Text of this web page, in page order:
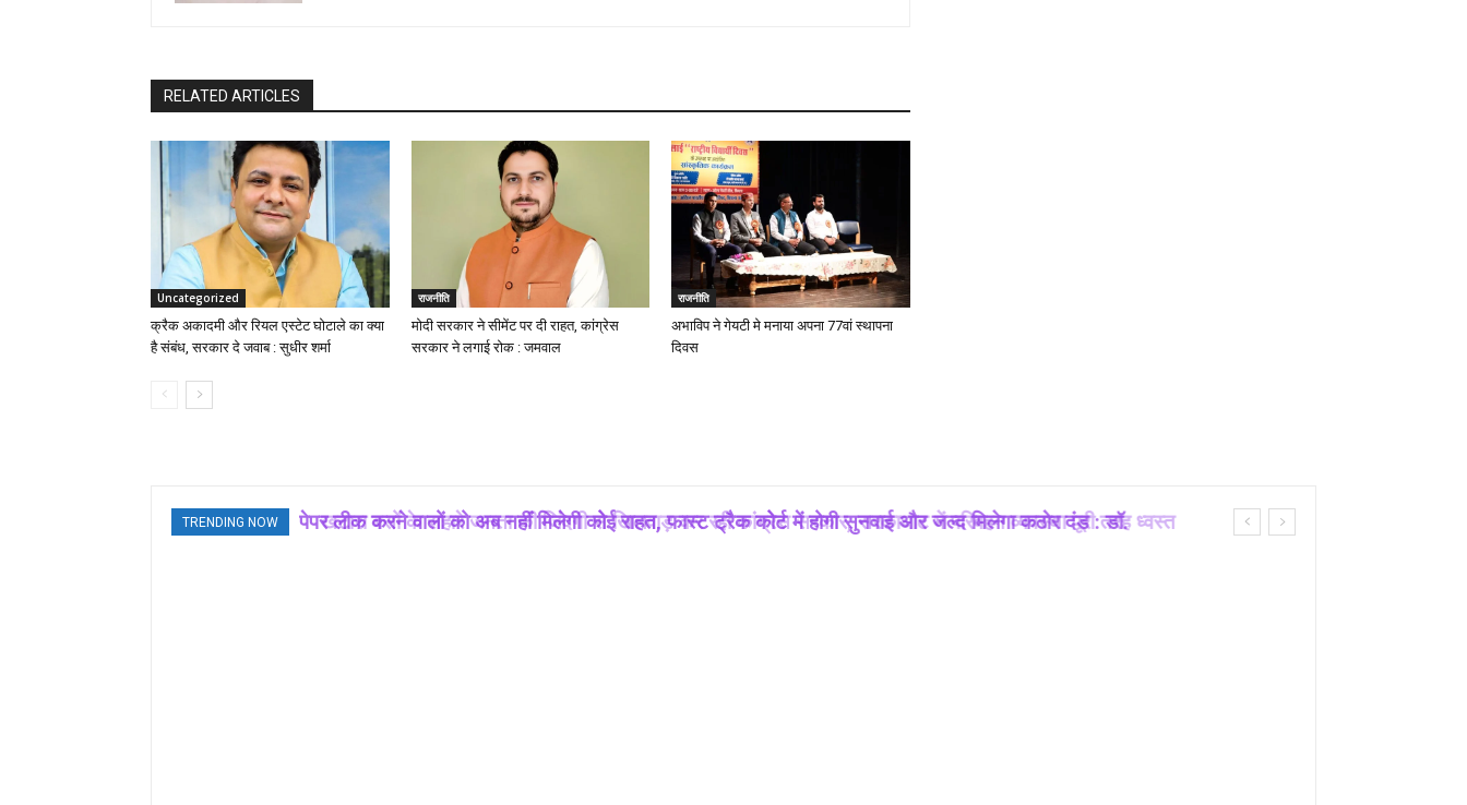
RELATED ARTICLES
Uncategorized
क्रैक अकादमी और रियल एस्टेट घोटाले का क्या
है संबंध, सरकार दे जवाब : सुधीर शर्मा
राजनीति
मोदी सरकार ने सीमेंट पर दी राहत, कांग्रेस
सरकार ने लगाई रोक : जमवाल
राजनीति
अभाविप ने गेयटी मे मनाया अपना 77वां स्थापना
दिवस